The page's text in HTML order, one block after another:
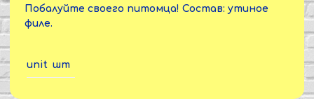
Побалуйте своего питомца! Состав: утиное
филе.
unit шт